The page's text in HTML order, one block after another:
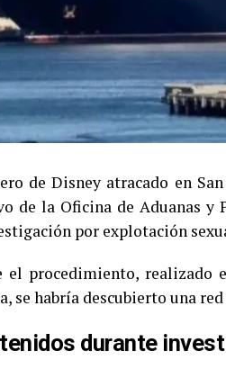
de Disney atracado en
de la Oficina de Aduanas y
por explotación
el procedimiento, realizado
se habría descubierto una
durante